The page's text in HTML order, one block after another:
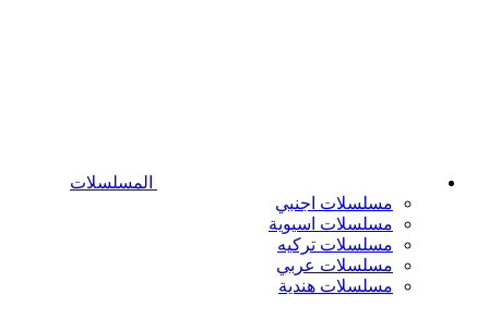
المسلسلات
مسلسلات اجنبي
مسلسلات اسيوية
مسلسلات تركيه
مسلسلات عربي
مسلسلات هندية